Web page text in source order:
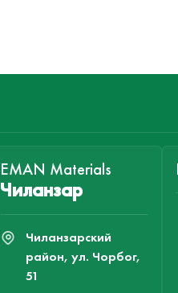
EMAN Materials
Чиланзар
Чиланзарский
район, ул. Чорбог,
51